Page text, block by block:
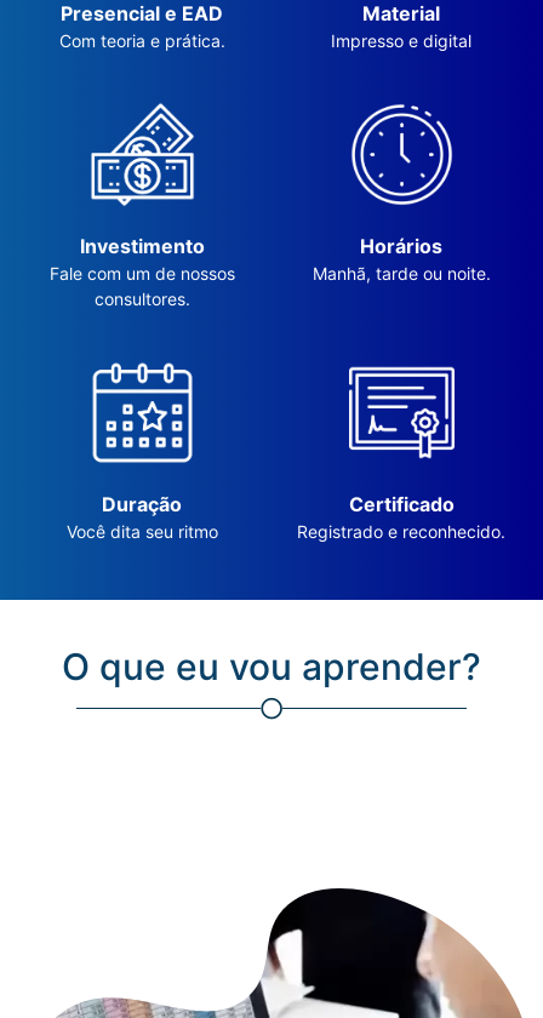
Presencial e EAD
Com teoria e prática.
Material
Impresso e digital
Investimento
Fale com um de nossos
consultores.
Horários
Manhã, tarde ou noite.
Duração
Você dita seu ritmo
Certificado
Registrado e reconhecido.
O que eu vou aprender?